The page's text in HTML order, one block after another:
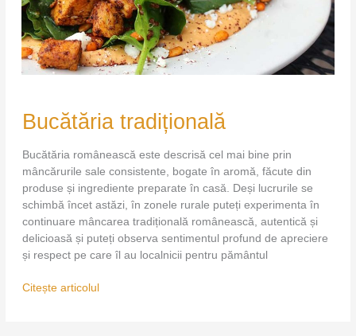
Bucătăria tradițională
Bucătăria românească este descrisă cel mai bine prin
mâncărurile sale consistente, bogate în aromă, făcute din
produse și ingrediente preparate în casă. Deși lucrurile se
schimbă încet astăzi, în zonele rurale puteți experimenta în
continuare mâncarea tradițională românească, autentică și
delicioasă și puteți observa sentimentul profund de apreciere
și respect pe care îl au localnicii pentru pământul
tradițională
Citește articolul